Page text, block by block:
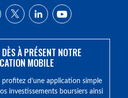
À PRÉSENT NOTRE
MOBILE
profitez d’une application simple
investissements boursiers ainsi